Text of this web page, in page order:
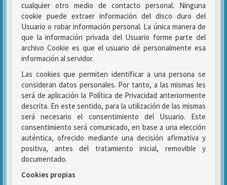
cualquier otro medio de contacto personal. Ninguna
cookie puede extraer información del disco duro del
Usuario o robar información personal. La única manera de
que la información privada del Usuario forme parte del
archivo Cookie es que el usuario dé personalmente esa
información al servidor.
Las cookies que permiten identificar a una persona se
consideran datos personales. Por tanto, a las mismas les
será de aplicación la Política de Privacidad anteriormente
descrita. En este sentido, para la utilización de las mismas
será necesario el consentimiento del Usuario. Este
consentimiento será comunicado, en base a una elección
auténtica, ofrecido mediante una decisión afirmativa y
positiva, antes del tratamiento inicial, removible y
documentado.
Cookies propias